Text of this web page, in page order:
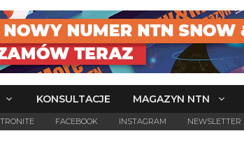
KONSULTACJE MAGAZYN NTN
FACEBOOK INSTAGRAM NEWSLETTER